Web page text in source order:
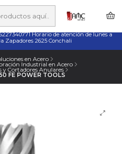
| Venta, Arriendo y Servicio
Horario de atención de lunes a
Zapadores 2625 Conchali
en Acero
Industrial en Acero
y Cortadores Anulares
FE POWER TOOLS